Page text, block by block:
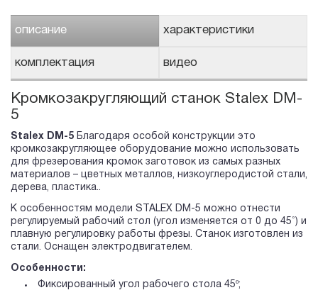
описание характеристики
комплектация видео
Кромкозакругляющий станок Stalex DM-
5
Stalex DM-5 Благодаря особой конструкции это
кромкозакругляющее оборудование можно использовать
для фрезерования кромок заготовок из самых разных
материалов – цветных металлов, низкоуглеродистой стали,
дерева, пластика..
К особенностям модели STALEX DM-5 можно отнести
регулируемый рабочий стол (угол изменяется от 0 до 45˚) и
плавную регулировку работы фрезы. Станок изготовлен из
стали. Оснащен электродвигателем.
Особенности:
Фиксированный угол рабочего стола 45º;